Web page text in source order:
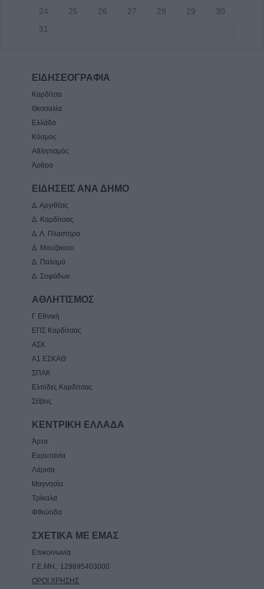
24
25 26 27 28 29
30
31
ΕΙΔΗΣΕΟΓΡΑΦΙΑ
Καρδίτσα
Θεσσαλία
Ελλάδα
Κόσμος
Αθλητισμός
Άρθρα
ΕΙΔΗΣΕΙΣ ΑΝΑ ΔΗΜΟ
Δ. Αργιθέας
Δ. Καρδίτσας
Δ. Λ. Πλαστήρα
Δ. Μουζάκιου
Δ. Παλαμά
Δ. Σοφάδων
ΑΘΛΗΤΙΣΜΟΣ
Γ Εθνική
ΕΠΣ Καρδίτσας
ΑΣΚ
Α1 ΕΣΚΑΘ
ΣΠΑΚ
Ελπίδες Καρδίτσας
Στίβος
ΚΕΝΤΡΙΚΗ ΕΛΛΑΔΑ
Άρτα
Ευρυτανία
Λάρισα
Μαγνησία
Τρίκαλα
Φθιώτιδα
ΣΧΕΤΙΚΑ ΜΕ ΕΜΑΣ
Επικοινωνία
Γ.Ε.ΜΗ.: 129895403000
ΟΡΟΙ ΧΡΗΣΗΣ